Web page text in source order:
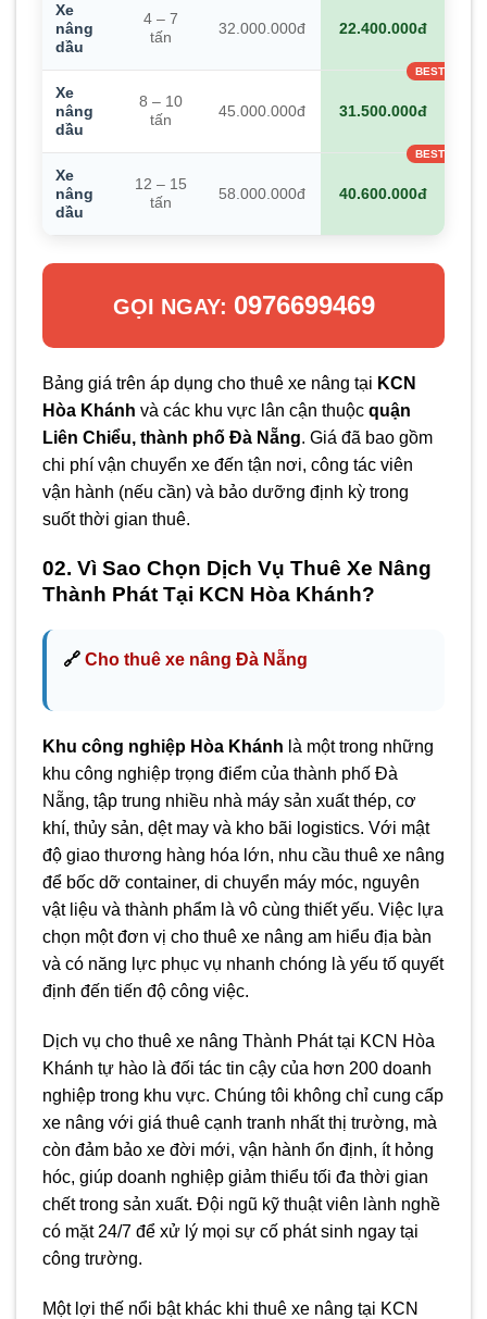
Xe
nâng
dầu
4 – 7
tấn
32.000.000đ 22.400.000đ
Xe
nâng
dầu
8 – 10
tấn
45.000.000đ 31.500.000đ
Xe
nâng
dầu
12 – 15
tấn
58.000.000đ 40.600.000đ
GỌI NGAY: 0976699469
Bảng giá trên áp dụng cho thuê xe nâng tại KCN
Hòa Khánh và các khu vực lân cận thuộc quận
Liên Chiểu, thành phố Đà Nẵng. Giá đã bao gồm
chi phí vận chuyển xe đến tận nơi, công tác viên
vận hành (nếu cần) và bảo dưỡng định kỳ trong
suốt thời gian thuê.
02. Vì Sao Chọn Dịch Vụ Thuê Xe Nâng
Thành Phát Tại KCN Hòa Khánh?
🔗 Cho thuê xe nâng Đà Nẵng
Khu công nghiệp Hòa Khánh là một trong những
khu công nghiệp trọng điểm của thành phố Đà
Nẵng, tập trung nhiều nhà máy sản xuất thép, cơ
khí, thủy sản, dệt may và kho bãi logistics. Với mật
độ giao thương hàng hóa lớn, nhu cầu thuê xe nâng
để bốc dỡ container, di chuyển máy móc, nguyên
vật liệu và thành phẩm là vô cùng thiết yếu. Việc lựa
chọn một đơn vị cho thuê xe nâng am hiểu địa bàn
và có năng lực phục vụ nhanh chóng là yếu tố quyết
định đến tiến độ công việc.
Dịch vụ cho thuê xe nâng Thành Phát tại KCN Hòa
Khánh tự hào là đối tác tin cậy của hơn 200 doanh
nghiệp trong khu vực. Chúng tôi không chỉ cung cấp
xe nâng với giá thuê cạnh tranh nhất thị trường, mà
còn đảm bảo xe đời mới, vận hành ổn định, ít hỏng
hóc, giúp doanh nghiệp giảm thiểu tối đa thời gian
chết trong sản xuất. Đội ngũ kỹ thuật viên lành nghề
có mặt 24/7 để xử lý mọi sự cố phát sinh ngay tại
công trường.
Một lợi thế nổi bật khác khi thuê xe nâng tại KCN